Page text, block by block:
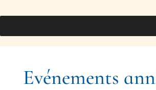
Evénements